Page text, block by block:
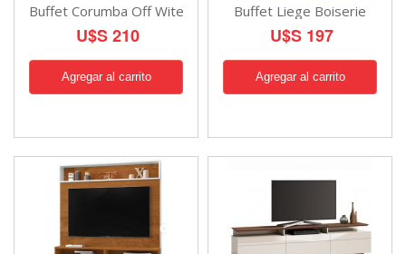
Buffet Corumba Off Wite
U$S 210
Buffet Liege Boiserie
U$S 197